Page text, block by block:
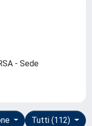
- Sede
Tutti (112)